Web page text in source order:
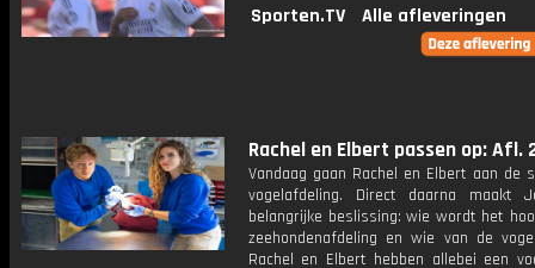
Sporten.TV
Alle afleveringen
Rachel en Elbert passen op: Afl.
Vandaag gaan Rachel en Elbert aan de
vogelafdeling. Direct daarna maakt
belangrijke beslissing: wie wordt het
zeehondenafdeling en wie van de
Rachel en Elbert hebben allebei een